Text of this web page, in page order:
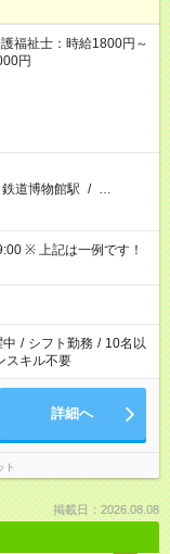
福祉士：時給1800円～
円
鉄道博物館駅 / …
す！
/ シフト勤務 / 10名以
スキル不要
詳細へ
ト
掲載日：2026.08.08